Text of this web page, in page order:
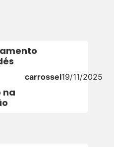
na
carrossel19/11/2025